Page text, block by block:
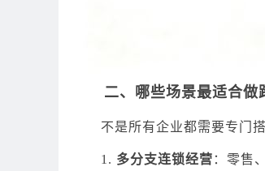
二、哪些场景最适合做
不是所有企业都需要专门
1. 多分支连锁经营 ：零售